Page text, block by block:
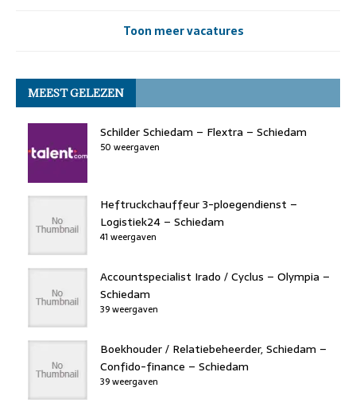
Toon meer vacatures
MEEST GELEZEN
Schilder Schiedam – Flextra – Schiedam
50 weergaven
Heftruckchauffeur 3-ploegendienst –
Logistiek24 – Schiedam
41 weergaven
Accountspecialist Irado / Cyclus – Olympia –
Schiedam
39 weergaven
Boekhouder / Relatiebeheerder, Schiedam –
Confido-finance – Schiedam
39 weergaven